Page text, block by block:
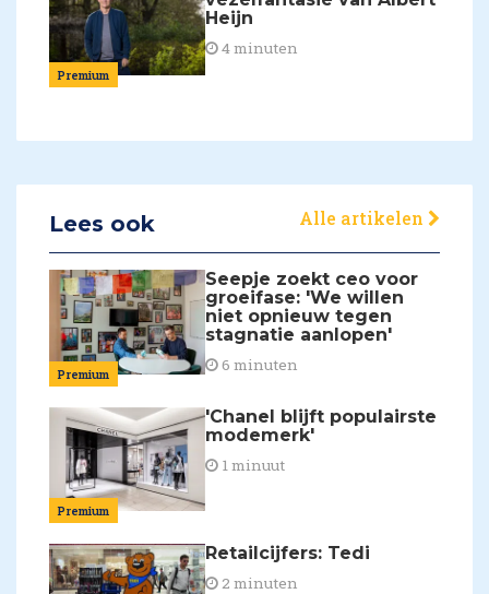
Premium
Heijn
4 minuten
Lees ook Alle artikelen
Premium
Seepje zoekt ceo voor
groeifase: 'We willen
niet opnieuw tegen
stagnatie aanlopen'
6 minuten
Premium
'Chanel blijft populairste
modemerk'
1 minuut
Retailcijfers: Tedi
2 minuten